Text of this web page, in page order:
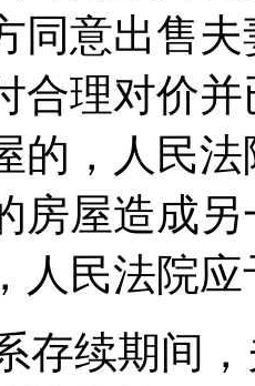
同意出售
合理对价
的，人民
房屋造成
人民法院
存续期间